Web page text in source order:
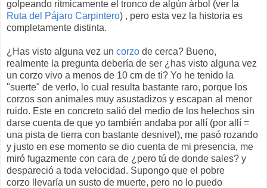
golpeando rítmicamente el tronco de algún árbol (ver la
Ruta del Pájaro Carpintero) , pero esta vez la historia es
completamente distinta.
¿Has visto alguna vez un corzo de cerca? Bueno,
realmente la pregunta debería de ser ¿has visto alguna vez
un corzo vivo a menos de 10 cm de ti? Yo he tenido la
"suerte" de verlo, lo cual resulta bastante raro, porque los
corzos son animales muy asustadizos y escapan al menor
ruido. Este en concreto salió del medio de los helechos sin
darse cuenta de que yo también andaba por allí (por allí =
una pista de tierra con bastante desnivel), me pasó rozando
y justo en ese momento se dio cuenta de mi presencia, me
miró fugazmente con cara de ¿pero tú de donde sales? y
despareció a toda velocidad. Supongo que el pobre
corzo llevaría un susto de muerte, pero no lo puedo